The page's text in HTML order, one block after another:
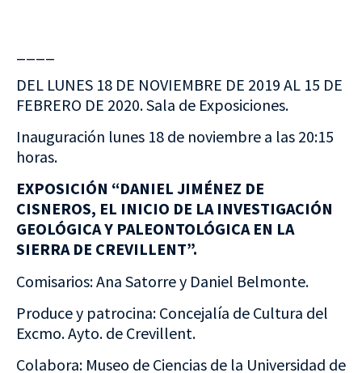
DEL LUNES 18 DE NOVIEMBRE DE 2019 AL 15 DE
FEBRERO DE 2020. Sala de Exposiciones.
Inauguración lunes 18 de noviembre a las 20:15
horas.
EXPOSICIÓN “DANIEL JIMÉNEZ DE
CISNEROS, EL INICIO DE LA INVESTIGACIÓN
GEOLÓGICA Y PALEONTOLÓGICA EN LA
SIERRA DE CREVILLENT”.
Comisarios: Ana Satorre y Daniel Belmonte.
Produce y patrocina: Concejalía de Cultura del
Excmo. Ayto. de Crevillent.
Colabora: Museo de Ciencias de la Universidad de